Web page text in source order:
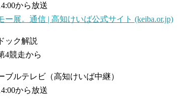
から放送
ー展。通信 | 高知けいば公式サイト (keiba.or.jp)
ック解説
4競走から
ブルテレビ（高知けいば中継）
から放送